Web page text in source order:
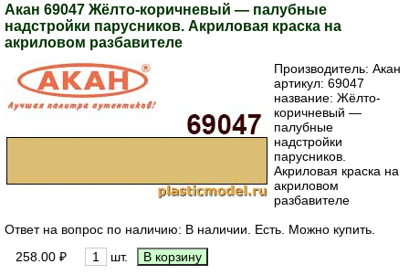
Акан 69047 Жёлто-коричневый — палубные
надстройки парусников. Акриловая краска на
акриловом разбавителе
Производитель: Акан
артикул: 69047
название: Жёлто-
коричневый —
палубные
надстройки
парусников.
Акриловая краска на
акриловом
разбавителе
Ответ на вопрос по наличию: В наличии. Есть. Можно купить.
258.00 ₽
шт.